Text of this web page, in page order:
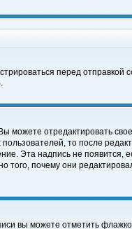
перед
отредактировать
то после
Эта надпись не
того, почему они
вы можете отметить